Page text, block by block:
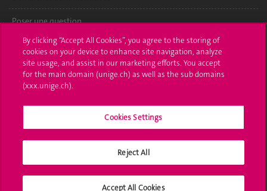
Poser une question
L'UNIGE vous informe
UNIGE Mobile
Bibliothèque
By clicking “Accept All Cookies”, you agree to the storing of
cookies on your device to enhance site navigation, analyze
site usage, and assist in our marketing efforts. You accept
for the main domain (unige.ch) as well as the sub domains
(xxx.unige.ch).
Cookies Settings
Reject All
Accept All Cookies